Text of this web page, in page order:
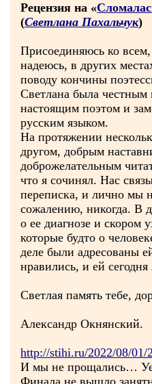
Рецензия на «
(Светлана Пахальчук)
Присоединяюсь ко
надеюсь, в других
поводу кончины
Светлана была честным
настоящим поэтом и
русским языком.
На протяжении
другом, добрым
доброжелательным
что я сочинял. Нас
переписка, и лично мы
сожалению, никогда. В
о ее диагнозе и скором
которые будто о
деле были адресованы
нравились, и ей
Светлая память тебе,
Александр Окнянский.
http://stihi.ru/2022/08/01/
И мы не прощались…
Финала не вышло